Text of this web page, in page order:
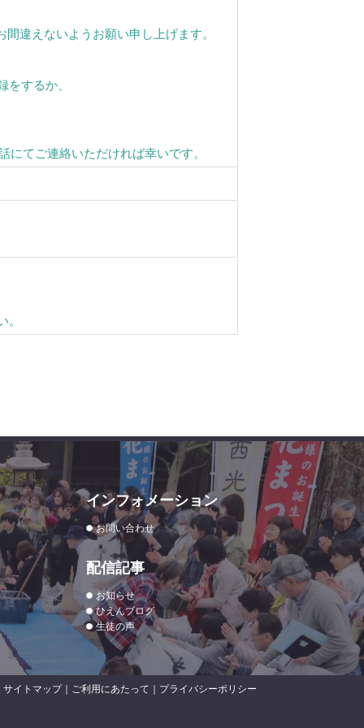
違えないようお願い申し上げます。
するか、
てご連絡いただければ幸いです。
インフォメーション
お問い合わせ
配信記事
お知らせ
ひえんブログ
生徒の声
サイトマップ｜ ご利用にあたって プライバシーポリシー